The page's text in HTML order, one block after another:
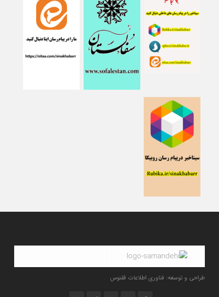
طراحی و توسعه: فناوری اطلاعات ققنوس